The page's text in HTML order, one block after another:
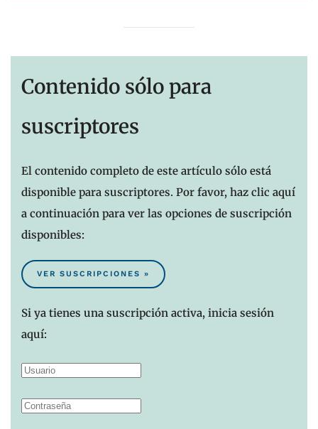
Contenido sólo para
suscriptores
El contenido completo de este artículo sólo está
disponible para suscriptores. Por favor, haz clic aquí
a continuación para ver las opciones de suscripción
disponibles:
VER SUSCRIPCIONES »
Si ya tienes una suscripción activa, inicia sesión
aquí: